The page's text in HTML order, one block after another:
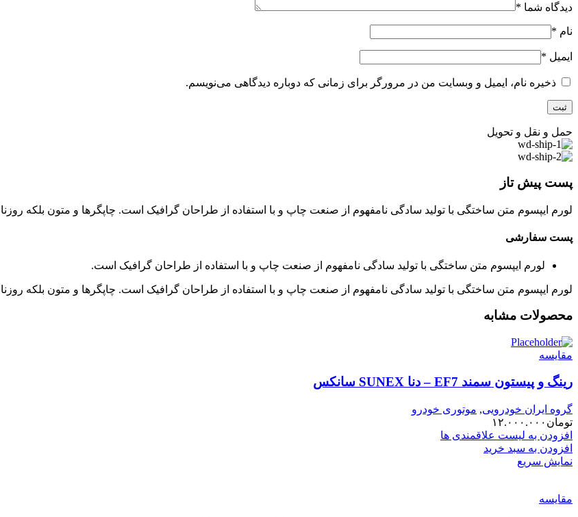
دیدگاه شما *
نام *
ایمیل *
ذخیره نام، ایمیل و وبسایت من در مرورگر برای زمانی که دوباره دیدگاهی می‌نویسم.
حمل و نقل و تحویل
پست پیش تاز
لورم ایپسوم متن ساختگی با تولید سادگی نامفهوم از صنعت چاپ و با استفاده از طراحان گرافیک است. چاپگرها و متون بلکه
پست سفارشی
لورم ایپسوم متن ساختگی با تولید سادگی نامفهوم از صنعت چاپ و با استفاده از طراحان گرافیک است.
لورم ایپسوم متن ساختگی با تولید سادگی نامفهوم از صنعت چاپ و با استفاده از طراحان گرافیک است. چاپگرها و متون بلکه
محصولات مشابه
مقایسه
رینگ و پیستون سمند EF7 – دنا SUNEX سانکس
گروه ایران خودرویی, موتوری خودرو
تومان ۱۲.۰۰۰.۰۰۰
افزودن به لیست علاقمندی ها
افزودن به سبد خرید
نمایش سریع
مقایسه